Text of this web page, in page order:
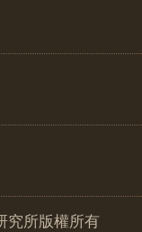
究所版權所有